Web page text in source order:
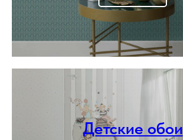
Детские обои